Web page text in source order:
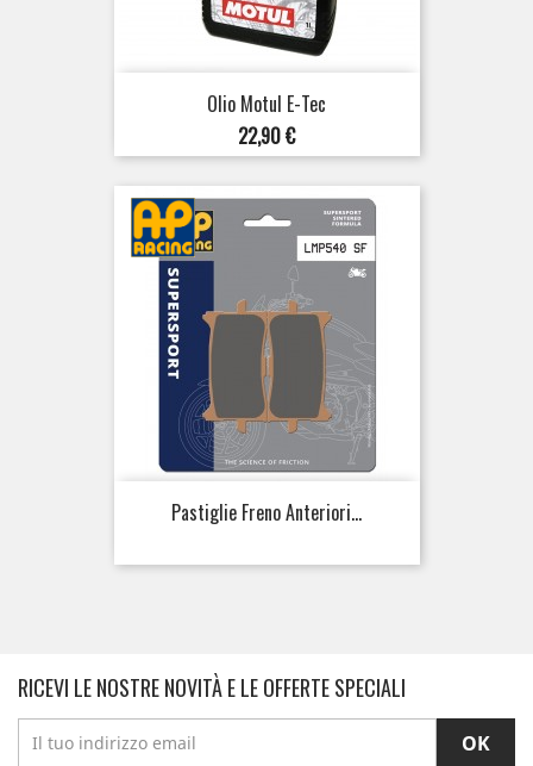
Olio Motul E-Tec
Prezzo
22,90 €
Pastiglie Freno Anteriori...
RICEVI LE NOSTRE NOVITÀ E LE OFFERTE SPECIALI